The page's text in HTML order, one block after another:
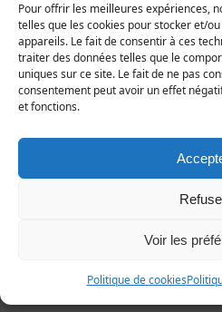
Pour offrir les meilleures expériences,
telles que les cookies pour stocker et/
appareils. Le fait de consentir à ces
traiter des données telles que le
uniques sur ce site. Le fait de ne pas
consentement peut avoir un effet
et fonctions.
Voir les
Politique de cookies